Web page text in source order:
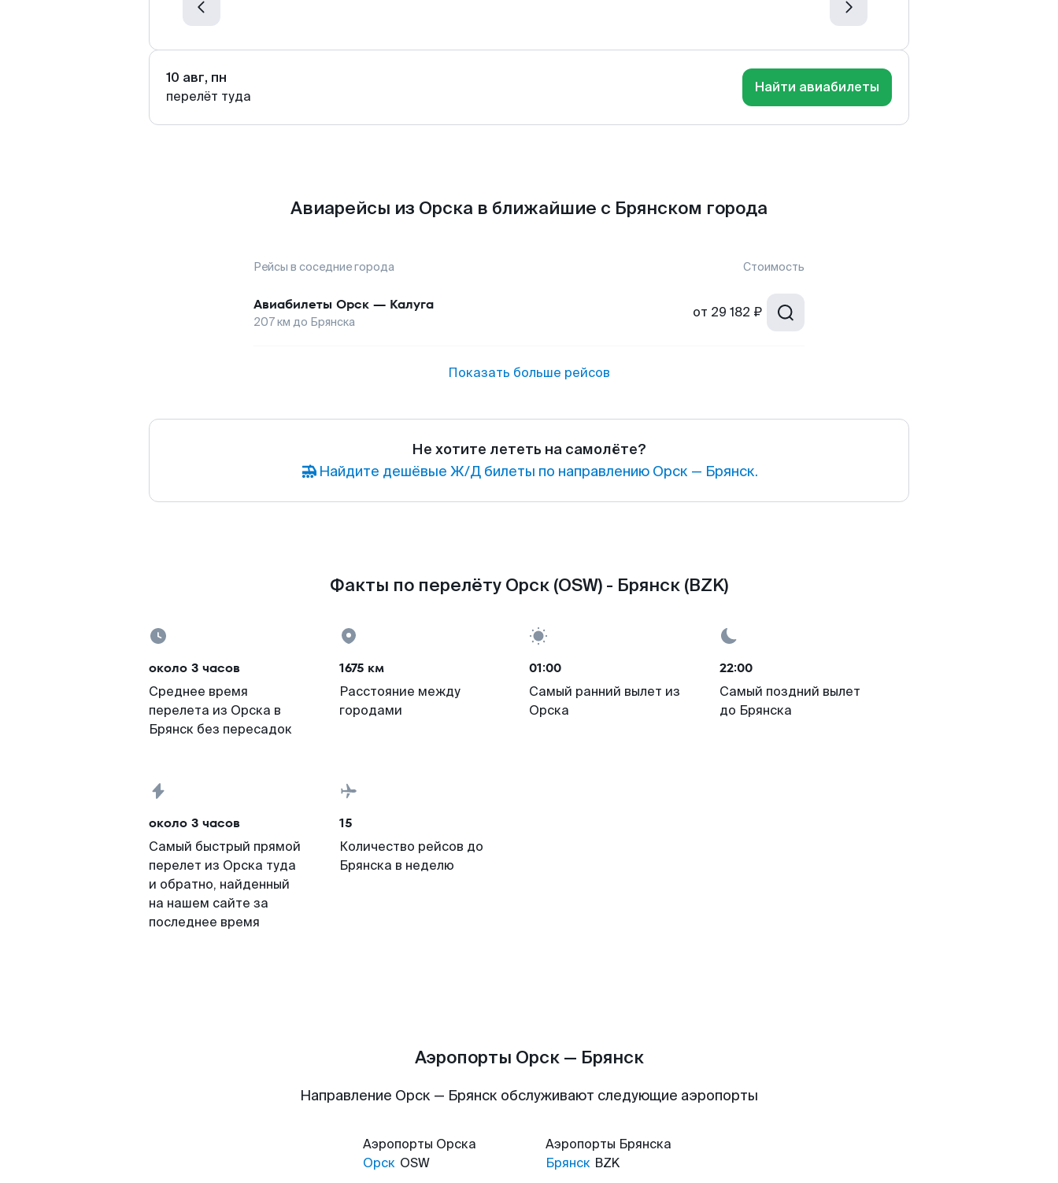
10 авг, пн
перелёт туда
Найти авиабилеты
Авиарейсы из Орска в ближайшие с Брянском города
Рейсы в соседние города Стоимость
Авиабилеты Орск — Калуга
207км до Брянска
от 29 182 ₽
Показать больше рейсов
Не хотите лететь на самолёте?
Найдите дешёвые Ж/Д билеты по направлению Орск — Брянск.
Факты по перелёту Орск (OSW) - Брянск (BZK)
около 3 часов
Среднее время
перелета из Орска в
Брянск без пересадок
1675 км
Расстояние между
городами
01:00
Самый ранний вылет из
Орска
22:00
Самый поздний вылет
до Брянска
около 3 часов
Самый быстрый прямой
перелет из Орска туда
и обратно, найденный
на нашем сайте за
последнее время
15
Количество рейсов до
Брянска в неделю
Аэропорты Орск — Брянск
Направление Орск — Брянск обслуживают следующие аэропорты
Аэропорты Орска
Орск OSW
Аэропорты Брянска
Брянск BZK